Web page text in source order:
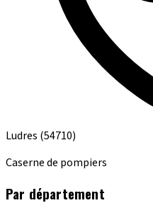
Ludres (54710)
Caserne de pompiers
Par département